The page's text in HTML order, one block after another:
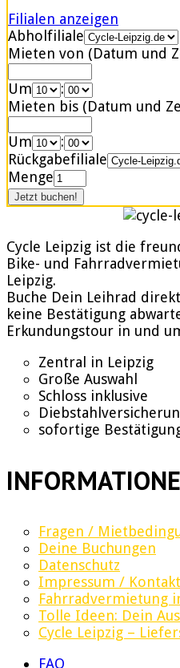
Filialen anzeigen
Abholfiliale
Mieten von (Datum und
Um
:
Mieten bis (Datum und
Um
:
Rückgabefiliale
Menge
Cycle Leipzig ist die
Bike- und
Leipzig.
Buche Dein Leihrad
keine Bestätigung
Erkundungstour in und
Zentral in Leipzig
Große Auswahl
Schloss inklusive
sofortige
Fragen /
Deine Buchungen
Datenschutz
Impressum / Kontakt
Fahrradvermietung
Tolle Ideen: Dein
Cycle Leipzig –
FAQ